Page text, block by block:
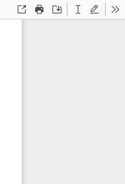
OpenPrintSaveTextDraw